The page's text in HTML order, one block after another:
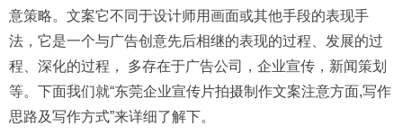
意策略。文案它不同于设计师用画面或其他手段的表现手
法，它是一个与广告创意先后相继的表现的过程、发展的过
程、深化的过程， 多存在于广告公司，企业宣传，新闻策划
等。 下面我们就“东莞企业宣传片拍摄制作文案注意方面,写作
思路及写作方式”来详细了解下。